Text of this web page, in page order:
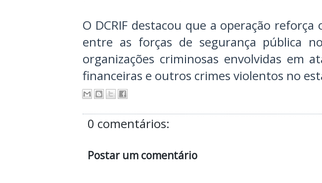
O DCRIF destacou que a operação
entre as forças de segurança pública
organizações criminosas envolvidas em
financeiras e outros crimes violentos no
0 comentários:
Postar um comentário